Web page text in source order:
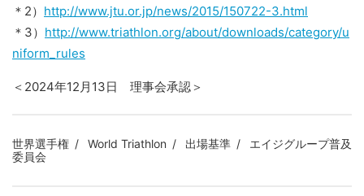
＊2） http://www.jtu.or.jp/news/2015/150722-3.html
＊3） http://www.triathlon.org/about/downloads/category/u
niform_rules
＜2024年12月13日 理事会承認＞
世界選手権 World Triathlon 出場基準
エイジグループ普及
委員会